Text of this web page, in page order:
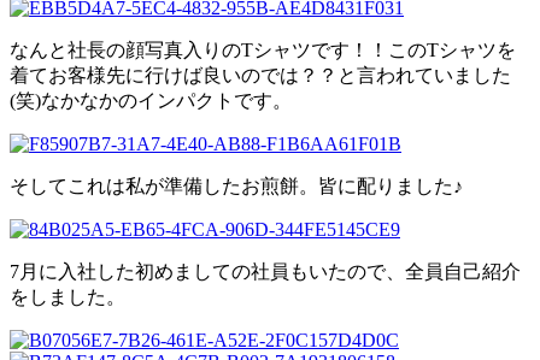
なんと社長の顔写真入りのTシャツです！！このTシャツを
着てお客様先に行けば良いのでは？？と言われていました
(笑)なかなかのインパクトです。
そしてこれは私が準備したお煎餅。皆に配りました♪
7月に入社した初めましての社員もいたので、全員自己紹介
をしました。